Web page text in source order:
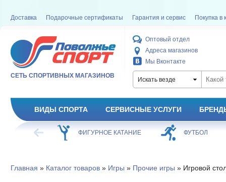
Доставка Подарочные сертификаты Гарантия и сервис Покупка в
СЕТЬ СПОРТИВНЫХ МАГАЗИНОВ
Оптовый отдел
Адреса магазинов
Мы Вконтакте
Искать везде
ВИДЫ СПОРТА СЕРВИСНЫЕ УСЛУГИ
КАТАНИЕ ФУТБОЛ БАСКЕТБОЛ
Главная » Каталог товаров» Игры » Прочие игры » Игровой